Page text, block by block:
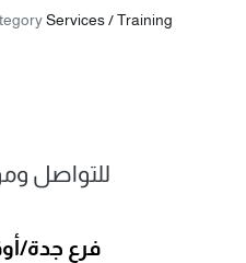
Services / Training
للتواصل
فرع جدة/